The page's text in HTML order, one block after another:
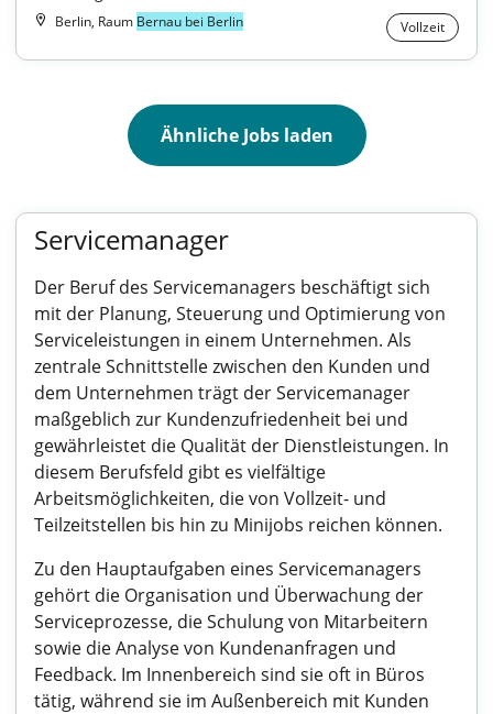
Berlin, Raum Bernau bei Berlin Vollzeit
Ähnliche Jobs laden
Servicemanager
Der Beruf des Servicemanagers beschäftigt sich
mit der Planung, Steuerung und Optimierung von
Serviceleistungen in einem Unternehmen. Als
zentrale Schnittstelle zwischen den Kunden und
dem Unternehmen trägt der Servicemanager
maßgeblich zur Kundenzufriedenheit bei und
gewährleistet die Qualität der Dienstleistungen. In
diesem Berufsfeld gibt es vielfältige
Arbeitsmöglichkeiten, die von Vollzeit- und
Teilzeitstellen bis hin zu Minijobs reichen können.
Zu den Hauptaufgaben eines Servicemanagers
gehört die Organisation und Überwachung der
Serviceprozesse, die Schulung von Mitarbeitern
sowie die Analyse von Kundenanfragen und
Feedback. Im Innenbereich sind sie oft in Büros
tätig, während sie im Außenbereich mit Kunden